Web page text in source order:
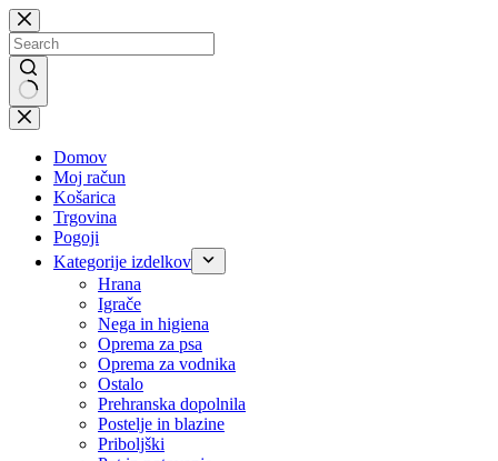
Skip
to
content
No
results
Domov
Moj račun
Košarica
Trgovina
Pogoji
Kategorije izdelkov
Hrana
Igrače
Nega in higiena
Oprema za psa
Oprema za vodnika
Ostalo
Prehranska dopolnila
Postelje in blazine
Priboljški